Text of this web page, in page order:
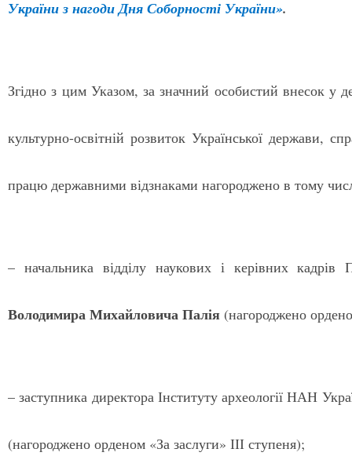
України з нагоди Дня Соборності України».
Згідно з цим Указом, за значний особистий внесок у
культурно-освітній розвиток Української держави,
працю державними відзнаками нагороджено в тому
– начальника відділу наукових і керівних кадрів
Володимира Михайловича Палія (нагороджено
– заступника директора Інституту археології НАН
(нагороджено орденом «За заслуги» ІІІ ступеня);